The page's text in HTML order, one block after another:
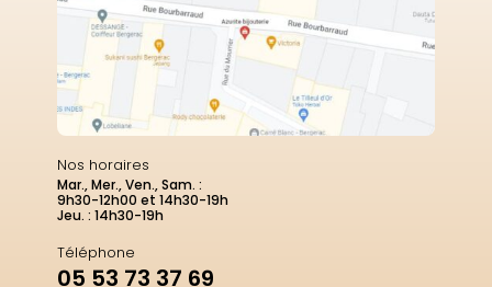
Nos horaires
Mar., Mer., Ven., Sam. :
9h30-12h00 et 14h30-19h
Jeu. : 14h30-19h
Téléphone
05 53 73 37 69